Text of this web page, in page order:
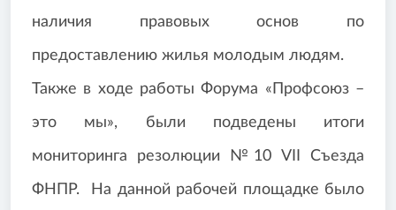
наличия правовых основ по
предоставлению жилья молодым людям.
Также в ходе работы Форума «Профсоюз –
это мы», были подведены итоги
мониторинга резолюции №10 VII Съезда
ФНПР. На данной рабочей площадке было